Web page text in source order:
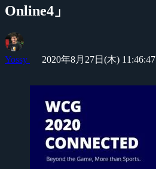
Online4」
Yossy 2020年8月27日(木) 11:46:47